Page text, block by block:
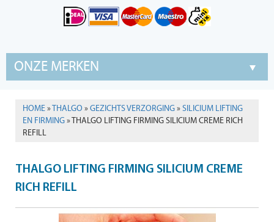
ONZE MERKEN
HOME»THALGO »GEZICHTS VERZORGING»SILICIUM LIFTING
EN FIRMING» THALGO LIFTING FIRMING SILICIUM CREME RICH
REFILL
THALGO LIFTING FIRMING SILICIUM CREME
RICH REFILL